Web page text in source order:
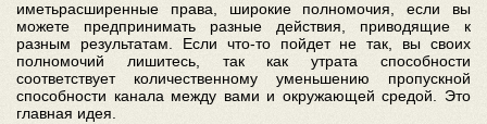
иметьрасширенные права, широкие полномочия, если вы
можете предпринимать разные действия, приводящие к
разным результатам. Если что-то пойдет не так, вы своих
полномочий лишитесь, так как утрата способности
соответствует количественному уменьшению пропускной
способности канала между вами и окружающей средой. Это
главная идея.